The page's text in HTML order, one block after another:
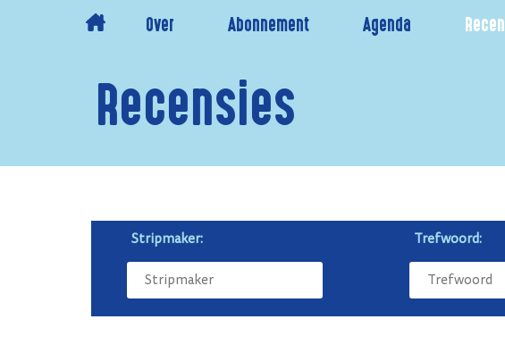
Over Abonnement Agenda
Recensies
Stripmaker:
Trefwoord: